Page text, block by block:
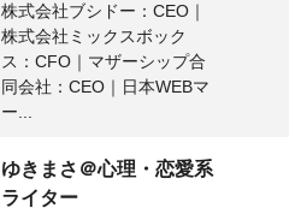
株式会社ブシドー：CEO｜
株式会社ミックスボック
ス：CFO｜マザーシップ合
同会社：CEO｜日本WEBマ
ー...
ゆきまさ＠心理・恋愛系
ライター